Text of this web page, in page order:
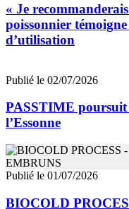
« Je
poissonnier
d’utilisation
Publié le 02/07/2026
PASSTIME poursuit
l’Essonne
Publié le 01/07/2026
BIOCOLD